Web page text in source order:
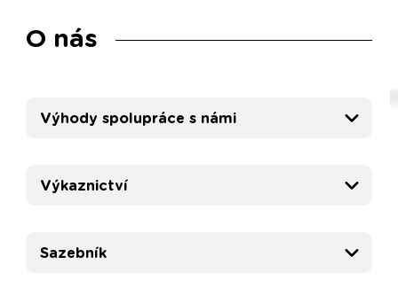
O nás
Výhody spolupráce s námi
Výkaznictví
Sazebník